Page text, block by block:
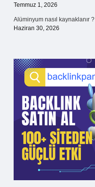
Temmuz 1, 2026
Alüminyum nasıl kaynaklanır ?
Haziran 30, 2026